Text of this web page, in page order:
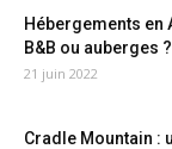
Hébergements en
B&B ou auberges ?
21 juin 2022
Cradle Mountain :